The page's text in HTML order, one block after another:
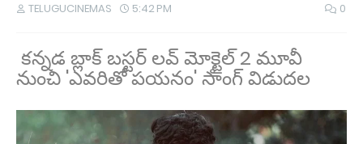
TELUGUCINEMAS 5:42 PM 0
కన్నడ బ్లాక్ బస్టర్ లవ్ మోక్టైల్ 2 మూవీ
నుంచి 'ఎవరితో పయనం' సాంగ్ విడుదల